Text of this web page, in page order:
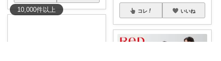
10,000件以上 コレ いいね